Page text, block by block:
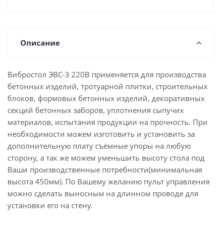
Описание
Вибростол ЭВС-3 220В применяется для производства
бетонных изделий, тротуарной плитки, строительных
блоков, формовых бетонных изделий, декоративных
секций бетонных заборов, уплотнения сыпучих
материалов, испытания продукции на прочность. При
необходимости можем изготовить и установить за
дополнительную плату съёмные упоры на любую
сторону, а так же можем уменьшить высоту стола под
Ваши производственные потребности(минимальная
высота 450мм). По Вашему желанию пульт управления
можно сделать выносным на длинном проводе для
установки его на стену.